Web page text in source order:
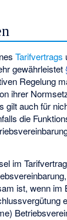
Tarifvertrags
gewährleistet
Regelung
ihrer
gilt auch für
die
im
ist, wenn im